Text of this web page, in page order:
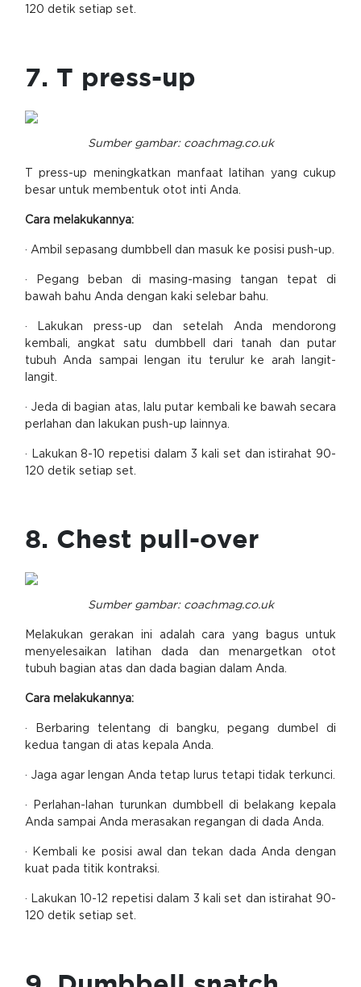
120 detik setiap set.
7. T press-up
Sumber gambar: coachmag.co.uk
T press-up meningkatkan manfaat latihan yang cukup
besar untuk membentuk otot inti Anda.
Cara melakukannya:
· Ambil sepasang dumbbell dan masuk ke posisi push-up.
· Pegang beban di masing-masing tangan tepat di
bawah bahu Anda dengan kaki selebar bahu.
· Lakukan press-up dan setelah Anda mendorong
kembali, angkat satu dumbbell dari tanah dan putar
tubuh Anda sampai lengan itu terulur ke arah langit-
langit.
· Jeda di bagian atas, lalu putar kembali ke bawah secara
perlahan dan lakukan push-up lainnya.
· Lakukan 8-10 repetisi dalam 3 kali set dan istirahat 90-
120 detik setiap set.
8. Chest pull-over
Sumber gambar: coachmag.co.uk
Melakukan gerakan ini adalah cara yang bagus untuk
menyelesaikan latihan dada dan menargetkan otot
tubuh bagian atas dan dada bagian dalam Anda.
Cara melakukannya:
· Berbaring telentang di bangku, pegang dumbel di
kedua tangan di atas kepala Anda.
· Jaga agar lengan Anda tetap lurus tetapi tidak terkunci.
· Perlahan-lahan turunkan dumbbell di belakang kepala
Anda sampai Anda merasakan regangan di dada Anda.
· Kembali ke posisi awal dan tekan dada Anda dengan
kuat pada titik kontraksi.
· Lakukan 10-12 repetisi dalam 3 kali set dan istirahat 90-
120 detik setiap set.